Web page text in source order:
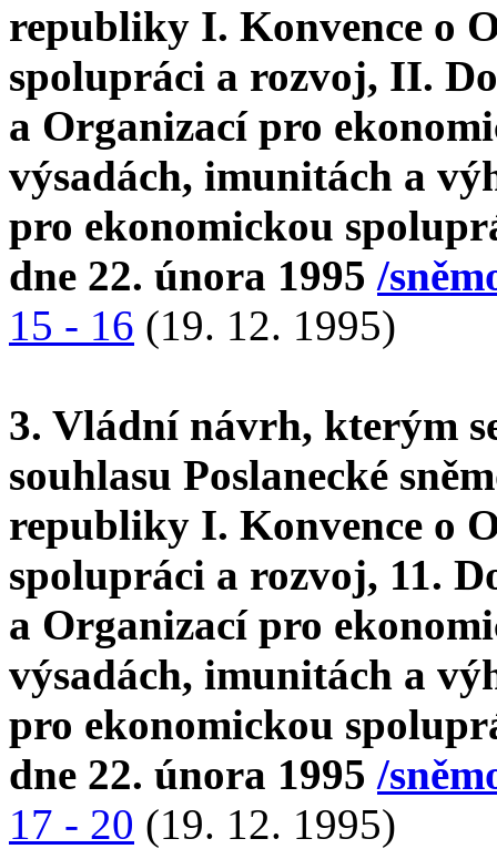
republiky I. Konvence o
spolupráci a rozvoj, II.
a Organizací pro
výsadách, imunitách a
pro ekonomickou
dne 22. února 1995 /
15 - 16 (19. 12. 1995)
3. Vládní návrh, kterým
souhlasu Poslanecké
republiky I. Konvence o
spolupráci a rozvoj, 11.
a Organizací pro
výsadách, imunitách a
pro ekonomickou
dne 22. února 1995 /
17 - 20 (19. 12. 1995)